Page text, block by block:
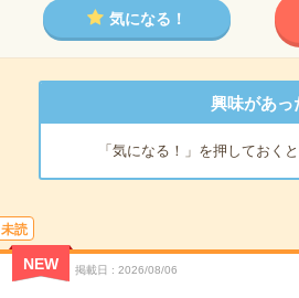
気になる！
興味があっ
「気になる！」を押しておく
未読
NEW 掲載日 2026/08/06